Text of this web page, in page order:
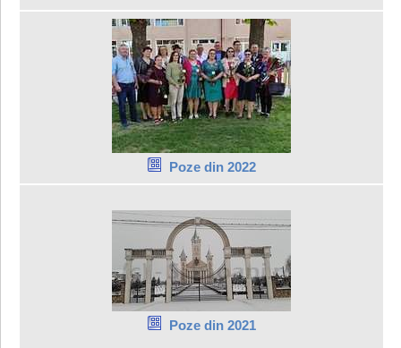
Poze din 2022
Poze din 2021